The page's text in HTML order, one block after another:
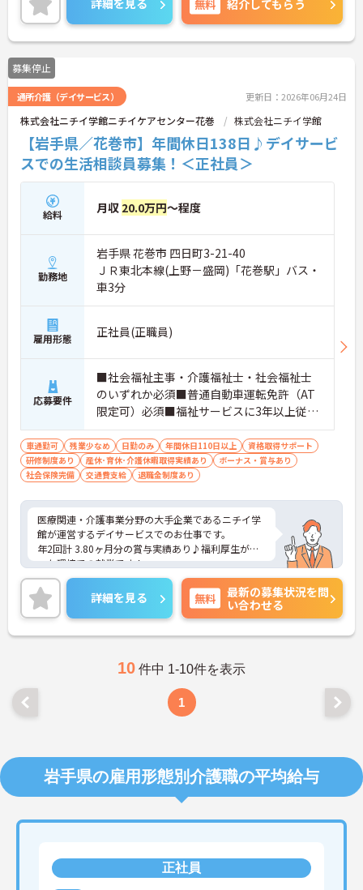
詳細を見る 無料 紹介してもらう
募集停止
通所介護（デイサービス） 更新日：2026年06月24日
株式会社ニチイ学館ニチイケアセンター花巻 株式会社ニチイ学館
【岩手県／花巻市】年間休日138日♪デイサービ
スでの生活相談員募集！＜正社員＞
給料 月収 20.0万円～程度
勤務地
岩手県 花巻市 四日町3-21-40
ＪＲ東北本線(上野－盛岡)「花巻駅」バス・
車3分
雇用形態 正社員(正職員)
応募要件
■社会福祉主事・介護福祉士・社会福祉士
のいずれか必須■普通自動車運転免許（AT
限定可）必須■福祉サービスに3年以上従事
した経験がある方
車通勤可 残業少なめ 日勤のみ 年間休日110日以上
資格取得サポート
研修制度あり
産休･育休･介護休暇取得実績あり
ボーナス・賞与あり
社会保険完備
交通費支給 退職金制度あり
医療関連・介護事業分野の大手企業であるニチイ学
館が運営するデイサービスでのお仕事です。
年2回計 3.80ヶ月分の賞与実績あり♪福利厚生が整
った環境での就業です！
ご興味のある方には、面接対策ポイントなど、さら
に詳細をお話ししますのでお気軽にご相談くださ
い！
詳細を見る 無料
最新の募集状況を問
い合わせる
10 件中 1-10件を表示
1
岩手県の雇用形態別介護職の平均給与
正社員